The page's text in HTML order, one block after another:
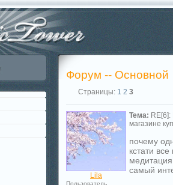
Форум -- Основной
Страницы: 1 2 3
Lila
Пользователь
Тема: RE[6]:
магазине
почему
кстати
самый